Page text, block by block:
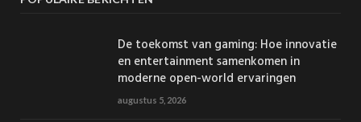
De toekomst van gaming: Hoe innovatie
en entertainment samenkomen in
moderne open-world ervaringen
augustus 5, 2026